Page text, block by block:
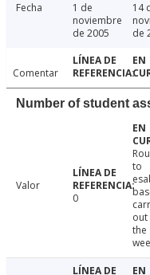
Fecha
1 de
noviembre
de 2005
14
de
Comentar
Number of student
Valor
0
to
out
the